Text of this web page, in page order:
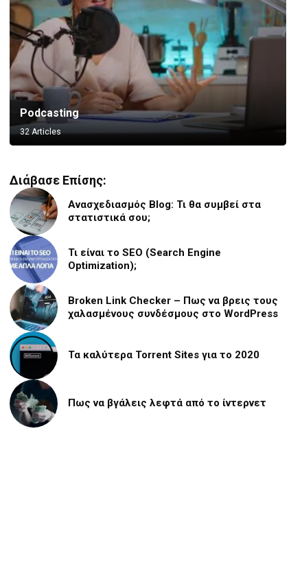
Podcasting
32 Articles
Vlogging
8 Articles
Διάβασε Επίσης:
Ανασχεδιασμός Blog: Τι θα συμβεί στα
στατιστικά σου;
Τι είναι το SEO (Search Engine
Optimization);
Broken Link Checker – Πως να βρεις τους
χαλασμένους συνδέσμους στο WordPress
Τα καλύτερα Torrent Sites για το 2020
Πως να βγάλεις λεφτά από το ίντερνετ